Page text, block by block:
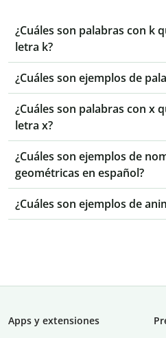
¿Cuáles son palabras con k
letra k?
¿Cuáles son ejemplos de
¿Cuáles son palabras con x
letra x?
¿Cuáles son ejemplos de
geométricas en español?
¿Cuáles son ejemplos de
Apps y extensiones